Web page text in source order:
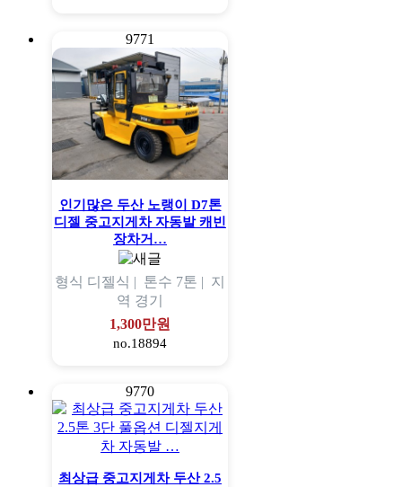
9771
인기많은 두산 노랭이 D7톤
디젤 중고지게차 자동발 캐빈
장차거…
형식 디젤식 | 톤수 7톤 | 지
역 경기
1,300만원
no.18894
9770
최상급 중고지게차 두산 2.5